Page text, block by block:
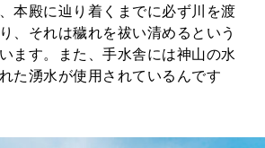
本殿に辿り着くまでに必ず川を渡
、それは穢れを祓い清めるという
ます。また、手水舎には神山の水
た湧水が使用されているんです